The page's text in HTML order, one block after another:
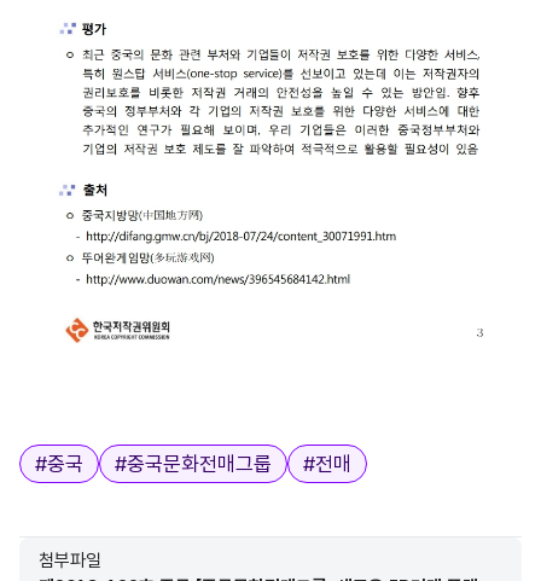
태그
#중국 #중국문화전매그룹 #전매
첨부파일